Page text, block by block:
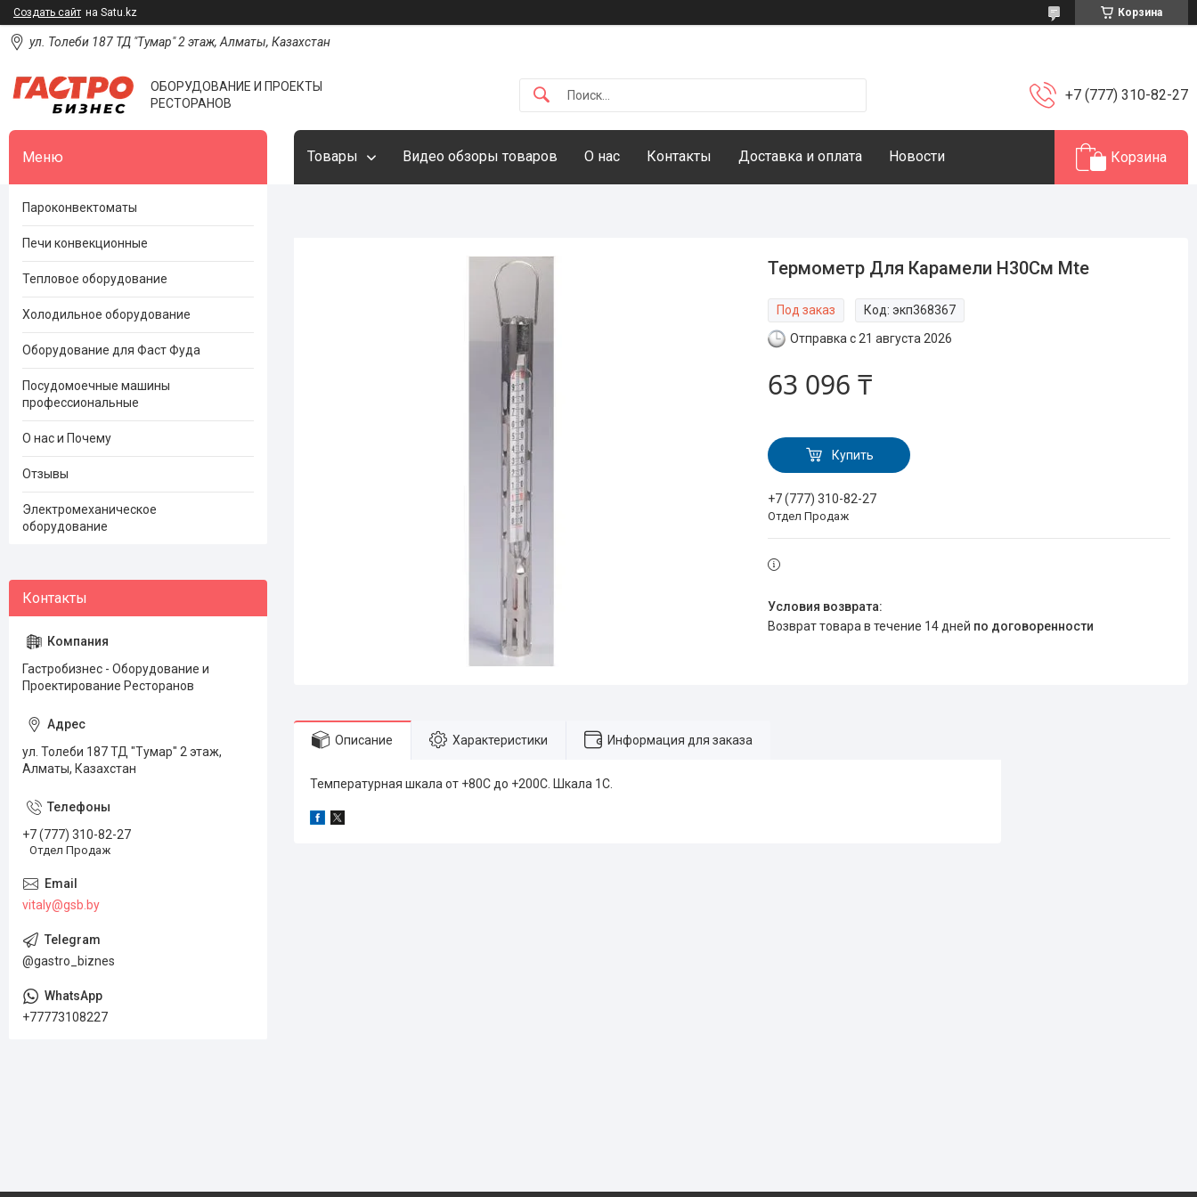
Создать сайт на Satu.kz Корзина
ул. Толеби 187 ТД "Тумар" 2 этаж, Алматы, Казахстан
ОБОРУДОВАНИЕ И ПРОЕКТЫ
РЕСТОРАНОВ
+7 (777) 310-82-27
Товары Видео обзоры товаров О нас Контакты Доставка и оплата Новости Корзина
Термометр Для Карамели H30См Mte
Под заказ Код:экп368367
Отправка с 21 августа 2026
63 096 ₸
Купить
+7 (777) 310-82-27
Отдел Продаж
возврат товара в течение 14 дней по договоренности
Описание Характеристики Информация для заказа
Температурная шкала от +80С до +200С. Шкала 1С.
Пароконвектоматы
Печи конвекционные
Тепловое оборудование
Холодильное оборудование
Оборудование для Фаст Фуда
Посудомоечные машины
профессиональные
О нас и Почему
Отзывы
Электромеханическое
оборудование
Гастробизнес - Оборудование и
Проектирование Ресторанов
ул. Толеби 187 ТД "Тумар" 2 этаж,
Алматы, Казахстан
+7 (777) 310-82-27
Отдел Продаж
vitaly@gsb.by
@gastro_biznes
+77773108227